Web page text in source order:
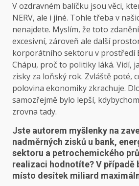
V ozdravném balíčku jsou věci,
NERV, ale i jiné. Tohle třeba v
nenajdete. Myslím, že toto
excesivní, zároveň ale další
korporátního sektoru v prostředí
Chápu, proč to politiky láká. Vidí,
zisky za loňský rok. Zvláště poté,
polovina ekonomiky zkrachuje.
samozřejmě bylo lepší,
zrovna tady.
Jste autorem myšlenky na
nadměrných zisků u bank,
sektoru a petrochemického
realizaci hodnotíte? V případě
místo desítek miliard